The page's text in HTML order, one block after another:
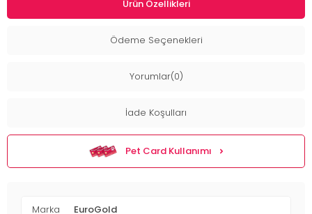
Ürün Özellikleri
Ödeme Seçenekleri
Yorumlar(0)
İade Koşulları
Pet Card Kullanımı
Marka EuroGold